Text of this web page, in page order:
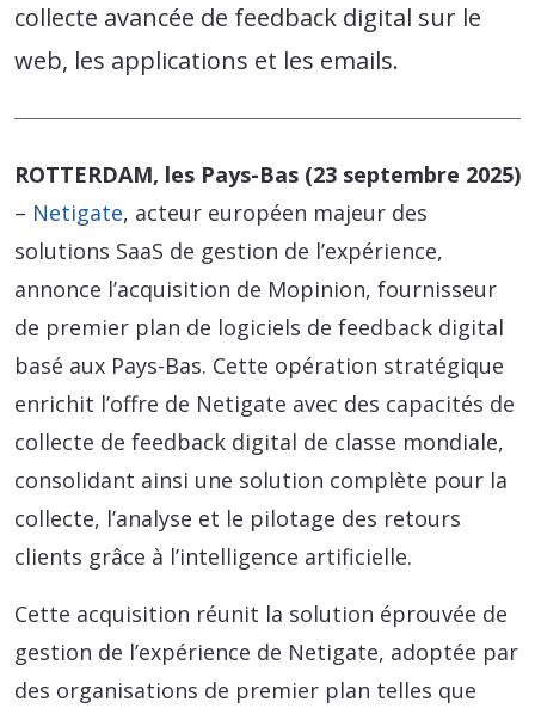
collecte avancée de feedback digital sur le
web, les applications et les emails.
ROTTERDAM, les Pays-Bas (23 septembre 2025)
– Netigate, acteur européen majeur des
solutions SaaS de gestion de l’expérience,
annonce l’acquisition de Mopinion, fournisseur
de premier plan de logiciels de feedback digital
basé aux Pays-Bas. Cette opération stratégique
enrichit l’offre de Netigate avec des capacités de
collecte de feedback digital de classe mondiale,
consolidant ainsi une solution complète pour la
collecte, l’analyse et le pilotage des retours
clients grâce à l’intelligence artificielle.
Cette acquisition réunit la solution éprouvée de
gestion de l’expérience de Netigate, adoptée par
des organisations de premier plan telles que